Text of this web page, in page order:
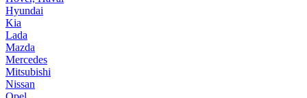
Hyundai
Kia
Lada
Mazda
Mercedes
Mitsubishi
Nissan